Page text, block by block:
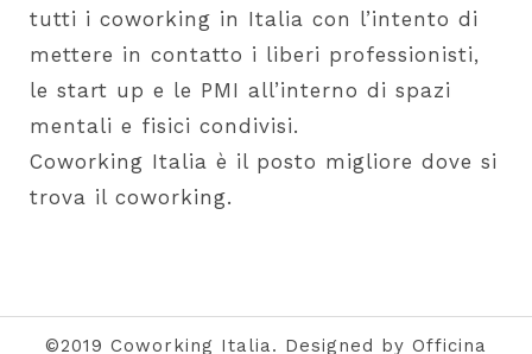
tutti i coworking in Italia con l’intento di
mettere in contatto i liberi professionisti,
le start up e le PMI all’interno di spazi
mentali e fisici condivisi.
Coworking Italia è il posto migliore dove si
trova il coworking.
©2019 Coworking Italia. Designed by Officina